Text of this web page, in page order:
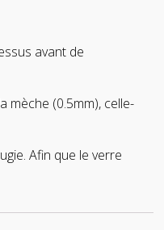
avant de
mèche (0.5mm), celle-
Afin que le verre